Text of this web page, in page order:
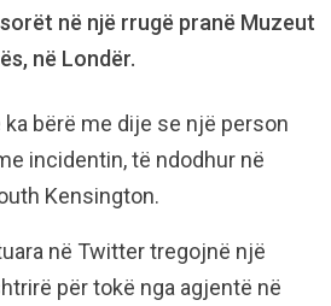
në një rrugë pranë Muzeut
në Londër.
bërë me dije se një person
incidentin, të ndodhur në
Kensington.
në Twitter tregojnë një
për tokë nga agjentë në